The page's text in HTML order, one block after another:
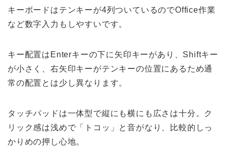
キーボードはテンキーが4列ついているのでOffice作業
など数字入力もしやすいです。
キー配置はEnterキーの下に矢印キーがあり、Shiftキー
が小さく、右矢印キーがテンキーの位置にあるため通
常の配置とは少し異なります。
タッチパッドは一体型で縦にも横にも広さは十分。ク
リック感は浅めで「トコッ」と音がなり、比較的しっ
かりめの押し心地。